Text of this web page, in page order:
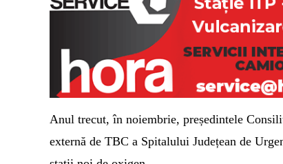
Anul trecut, în noiembrie, președintele
externă de TBC a Spitalului Județean de